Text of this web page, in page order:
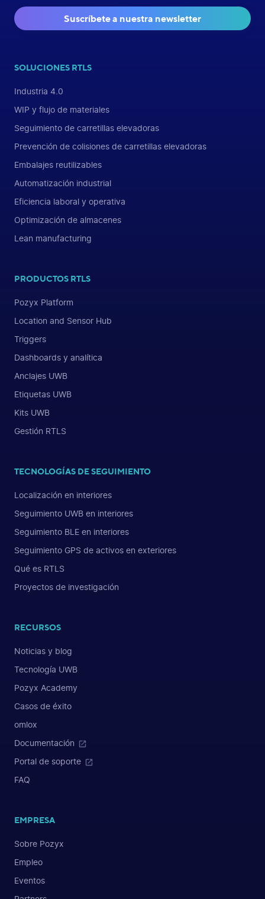
Suscríbete a nuestra newsletter
SOLUCIONES RTLS
Industria 4.0
WIP y flujo de materiales
Seguimiento de carretillas elevadoras
Prevención de colisiones de carretillas elevadoras
Embalajes reutilizables
Automatización industrial
Eficiencia laboral y operativa
Optimización de almacenes
Lean manufacturing
PRODUCTOS RTLS
Pozyx Platform
Location and Sensor Hub
Triggers
Dashboards y analítica
Anclajes UWB
Etiquetas UWB
Kits UWB
Gestión RTLS
TECNOLOGÍAS DE SEGUIMIENTO
Localización en interiores
Seguimiento UWB en interiores
Seguimiento BLE en interiores
Seguimiento GPS de activos en exteriores
Qué es RTLS
Proyectos de investigación
RECURSOS
Noticias y blog
Tecnología UWB
Pozyx Academy
Casos de éxito
omlox
Documentación
Portal de soporte
FAQ
EMPRESA
Sobre Pozyx
Empleo
Eventos